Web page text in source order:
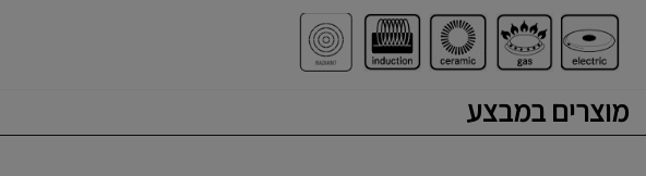
מוצרים במבצע